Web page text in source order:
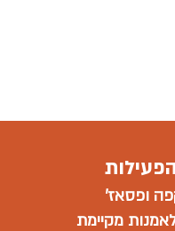
ופסאז'
מקיימת